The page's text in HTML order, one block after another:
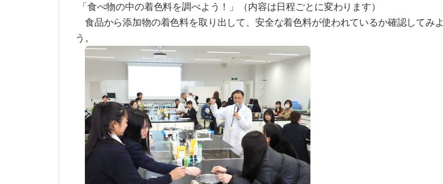
「食べ物の中の着色料を調べよう！」（内容は日程ごとに変わります）
食品から添加物の着色料を取り出して、安全な着色料が使われているか確認してみよ
う。